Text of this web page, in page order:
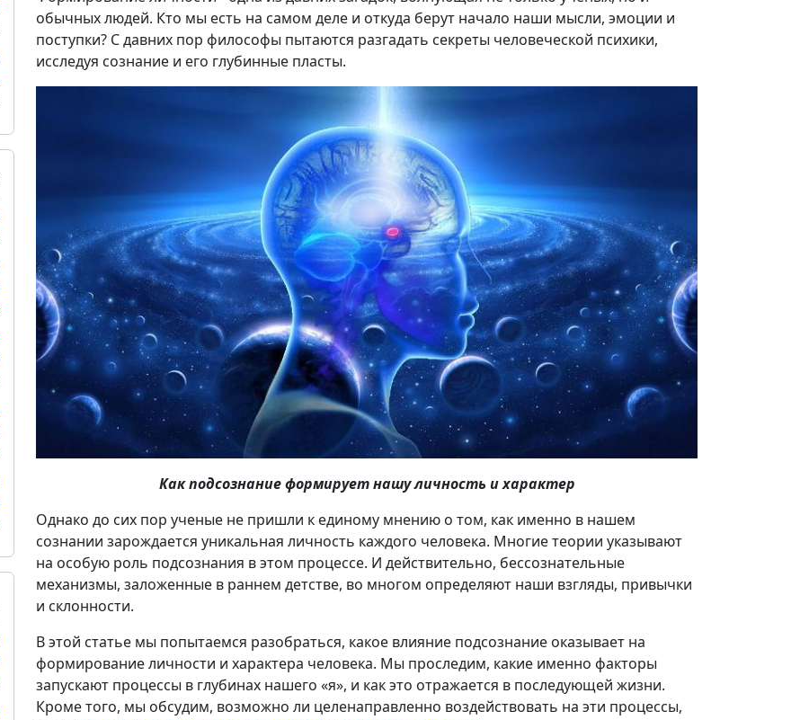
обычных людей. Кто мы есть на самом деле и откуда берут начало наши мысли, эмоции и
поступки? С давних пор философы пытаются разгадать секреты человеческой психики,
исследуя сознание и его глубинные пласты.
Как подсознание формирует нашу личность и характер
Однако до сих пор ученые не пришли к единому мнению о том, как именно в нашем
сознании зарождается уникальная личность каждого человека. Многие теории указывают
на особую роль подсознания в этом процессе. И действительно, бессознательные
механизмы, заложенные в раннем детстве, во многом определяют наши взгляды, привычки
и склонности.
В этой статье мы попытаемся разобраться, какое влияние подсознание оказывает на
формирование личности и характера человека. Мы проследим, какие именно факторы
запускают процессы в глубинах нашего «я», и как это отражается в последующей жизни.
Кроме того, мы обсудим, возможно ли целенаправленно воздействовать на эти процессы,